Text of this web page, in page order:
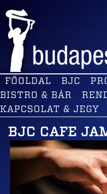
FŐOLDAL BJC
BISTRO & BÁR
KAPCSOLAT & JEGY
BJC CAFE